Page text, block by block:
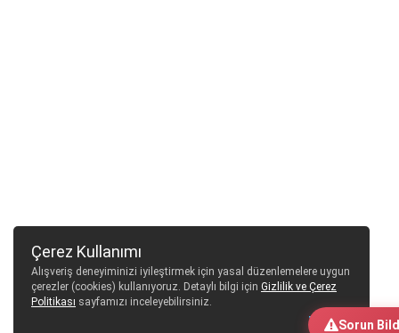
Sorun
Çerez Kullanımı
Alışveriş deneyiminizi iyileştirmek için yasal düzenlemelere uygun
çerezler (cookies) kullanıyoruz. Detaylı bilgi için Gizlilik ve Çerez
Politikası sayfamızı inceleyebilirsiniz.
Tamam